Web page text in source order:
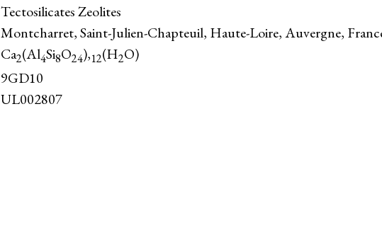
Tectosilicates Zeolites
Montcharret, Saint-Julien-Chapteuil, Haute-Loire, Auvergne,
Ca2(Al4Si8O24),12(H2O)
9GD10
UL002807